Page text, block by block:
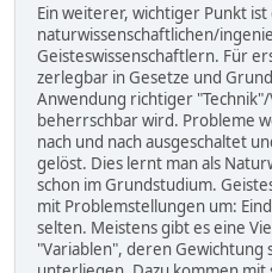
Ein weiterer, wichtiger Punkt
naturwissenschaftlichen/
Geisteswissenschaftlern. Für
zerlegbar in Gesetze und
Anwendung richtiger
beherrschbar wird. Probleme
nach und nach ausgeschaltet
gelöst. Dies lernt man als
schon im Grundstudium.
mit Problemstellungen um:
selten. Meistens gibt es eine
"Variablen", deren